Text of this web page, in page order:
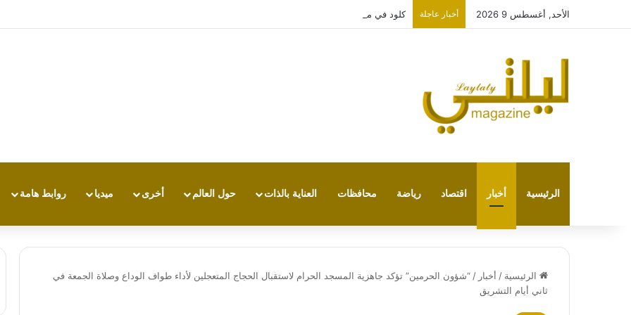
الأحد, أغسطس 9 2026 أخبار عاجلة كلود في مواجهة تشات جي بي تي.. أي مساعد ذكاء اصطناعي يناسبك أكثر؟
الرئيسية أخبار اقتصاد رياضة محافظات العناية بالذات حول العالم أخرى ميديا روابط هامة
الرئيسية / أخبار / “شؤون الحرمين” تؤكد جاهزية المسجد الحرام لاستقبال الحجاج المتعجلين لأداء طواف الوداع وصلاة الجمعة في
ثاني أيام التشريق